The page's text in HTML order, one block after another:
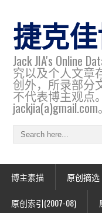
捷克
Jack JIA's Online
究以及个人文章
创外，所录部分
不代表博主观点
jackjia(a)gmail.com。
博主素描 原创摘选
原创索引(2007-08)